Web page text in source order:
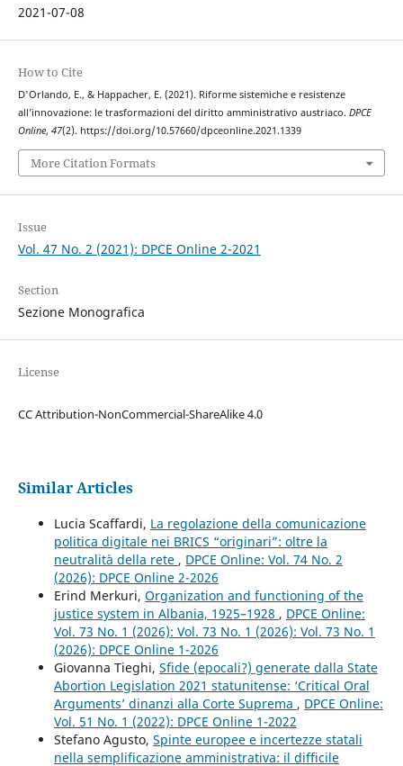
2021-07-08
How to Cite
D'Orlando, E., & Happacher, E. (2021). Riforme sistemiche e resistenze
all’innovazione: le trasformazioni del diritto amministrativo austriaco. DPCE
Online, 47(2). https://doi.org/10.57660/dpceonline.2021.1339
More Citation Formats
Issue
Vol. 47 No. 2 (2021): DPCE Online 2-2021
Section
Sezione Monografica
License
CC Attribution-NonCommercial-ShareAlike 4.0
Similar Articles
Lucia Scaffardi, La regolazione della comunicazione
politica digitale nei BRICS “originari”: oltre la
neutralità della rete , DPCE Online: Vol. 74 No. 2
(2026): DPCE Online 2-2026
Erind Merkuri, Organization and functioning of the
justice system in Albania, 1925–1928 , DPCE Online:
Vol. 73 No. 1 (2026): Vol. 73 No. 1 (2026): Vol. 73 No. 1
(2026): DPCE Online 1-2026
Giovanna Tieghi, Sfide (epocali?) generate dalla State
Abortion Legislation 2021 statunitense: ‘Critical Oral
Arguments’ dinanzi alla Corte Suprema , DPCE Online:
Vol. 51 No. 1 (2022): DPCE Online 1-2022
Stefano Agusto, Spinte europee e incertezze statali
nella semplificazione amministrativa: il difficile